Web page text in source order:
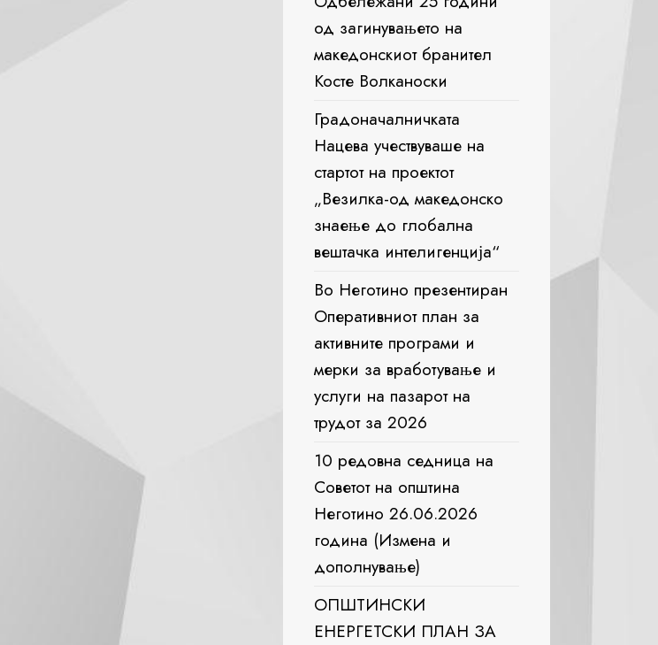
од загинувањето на
македонскиот бранител
Косте Волканоски
Градоначалничката
Нацева учествуваше на
стартот на проектот
„Везилка-од македонско
знаење до глобална
вештачка интелигенција“
Во Неготино презентиран
Оперативниот план за
активните програми и
мерки за вработување и
услуги на пазарот на
трудот за 2026
10 редовна седница на
Советот на општина
Неготино 26.06.2026
година (Измена и
дополнување)
ОПШТИНСКИ
ЕНЕРГЕТСКИ ПЛАН ЗА